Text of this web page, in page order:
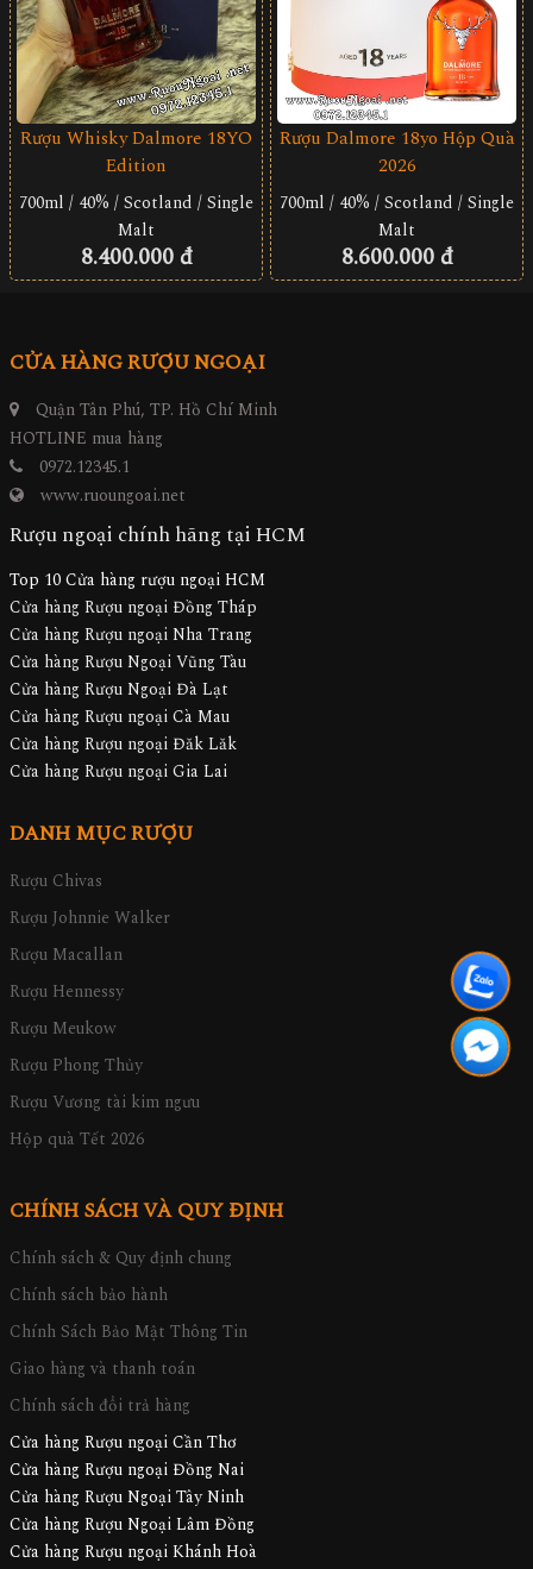
Rượu Whisky Dalmore 18YO
Edition
700ml / 40% / Scotland / Single
Malt
8.400.000 đ
Rượu Dalmore 18yo Hộp Quà
2026
700ml / 40% / Scotland / Single
Malt
8.600.000 đ
CỬA HÀNG RƯỢU NGOẠI
Quận Tân Phú, TP. Hồ Chí Minh
HOTLINE mua hàng
0972.12345.1
www.ruoungoai.net
Rượu ngoại chính hãng tại HCM
Top 10 Cửa hàng rượu ngoại HCM
Cửa hàng Rượu ngoại Đồng Tháp
Cửa hàng Rượu ngoại Nha Trang
Cửa hàng Rượu Ngoại Vũng Tàu
Cửa hàng Rượu Ngoại Đà Lạt
Cửa hàng Rượu ngoại Cà Mau
Cửa hàng Rượu ngoại Đăk Lăk
Cửa hàng Rượu ngoại Gia Lai
DANH MỤC RƯỢU
Rượu Chivas
Rượu Johnnie Walker
Rượu Macallan
Rượu Hennessy
Rượu Meukow
Rượu Phong Thủy
Rượu Vương tài kim ngưu
Hộp quà Tết 2026
CHÍNH SÁCH VÀ QUY ĐỊNH
Chính sách & Quy định chung
Chính sách bảo hành
Chính Sách Bảo Mật Thông Tin
Giao hàng và thanh toán
Chính sách đổi trả hàng
Cửa hàng Rượu ngoại Cần Thơ
Cửa hàng Rượu ngoại Đồng Nai
Cửa hàng Rượu Ngoại Tây Ninh
Cửa hàng Rượu Ngoại Lâm Đồng
Cửa hàng Rượu ngoại Khánh Hoà